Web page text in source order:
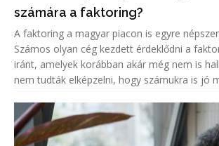
számára a faktoring?
A faktoring a magyar piacon is egyre
Számos olyan cég kezdett érdeklődni a
iránt, amelyek korábban akár még nem is
nem tudták elképzelni, hogy számukra is jó